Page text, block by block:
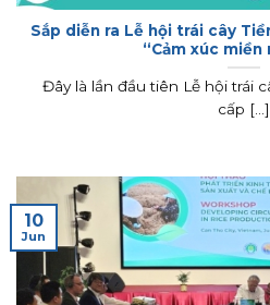
Sắp diễn ra Lễ hội trái cây
“Cảm xúc miền
Đây là lần đầu tiên Lễ hội trái
cấp [...]
10
Jun